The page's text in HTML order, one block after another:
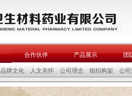
合作伙伴 产品展示 团
品牌文化 人文关怀 公司理念 组织构架 公